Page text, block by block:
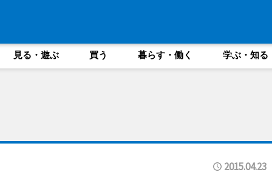
見る・遊ぶ 買う 暮らす・働く 学ぶ・知る
2015.04.23